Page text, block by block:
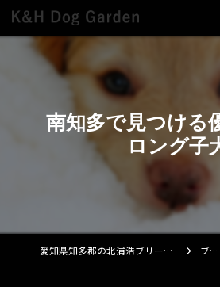
南知多で見つける
ロング子
愛知県知多郡の北浦浩ブリーダーならK&H Dog Garden ブログ